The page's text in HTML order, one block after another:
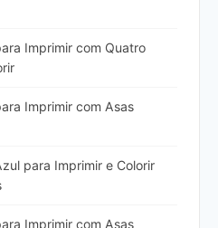
Imprimir com Quatro
Imprimir com Asas
para Imprimir e Colorir
Imprimir com Asas